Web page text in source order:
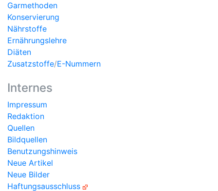
Garmethoden
Konservierung
Nährstoffe
Ernährungslehre
Diäten
Zusatzstoffe/E-Nummern
Internes
Impressum
Redaktion
Quellen
Bildquellen
Benutzungshinweis
Neue Artikel
Neue Bilder
Haftungsausschluss